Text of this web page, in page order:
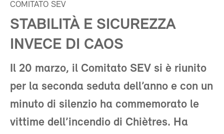
COMITATO SEV
STABILITÀ E SICUREZZA
INVECE DI CAOS
Il 20 marzo, il Comitato SEV si è riunito
per la seconda seduta dell’anno e con un
minuto di silenzio ha commemorato le
vittime dell’incendio di Chiètres. Ha